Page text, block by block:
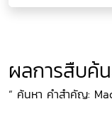
ผลการสืบค้
“ ค้นหา คำสำคัญ: